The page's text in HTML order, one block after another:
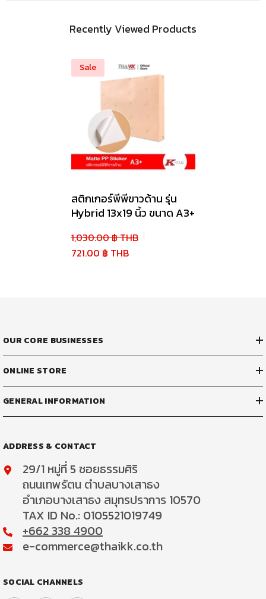
Recently Viewed Products
Sale
สติกเกอร์พีพีขาวด้าน รุ่น
Hybrid 13x19 นิ้ว ขนาด A3+
1,030.00 ฿ THB
721.00 ฿ THB
OUR CORE BUSINESSES
ONLINE STORE
GENERAL INFORMATION
ADDRESS & CONTACT
29/1 หมู่ที่ 5 ซอยธรรมศิริ
ถนนเทพรัตน ตำบลบางเสาธง
อำเภอบางเสาธง สมุทรปราการ 10570
TAX ID No.: 0105521019749
+662 338 4900
e-commerce@thaikk.co.th
SOCIAL CHANNELS